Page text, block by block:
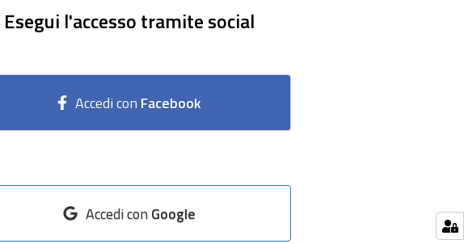
Esegui l'accesso tramite social
Accedi con Facebook
Accedi con Google